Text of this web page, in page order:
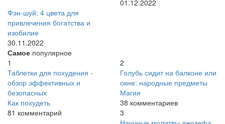
01.12.2022
Фэн-шуй: 4 цвета для
привлечения богатства и
изобилие
30.11.2022
Самое популярное
1
Таблетки для похудения -
обзор эффективных и
безопасных
Как похудеть
81 комментарий
2
Голубь сидит на балконе или
окне: народные предметы
Магия
38 комментариев
3